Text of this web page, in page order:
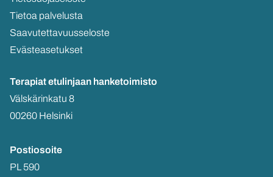
Tie­toa pal­ve­lus­ta
Saa­vu­tet­ta­vuus­se­los­te
Eväs­tea­se­tuk­set
Te­ra­piat etu­lin­jaan han­ke­toi­mis­to
Väls­kä­rin­ka­tu 8
00260 Hel­sin­ki
Pos­tio­soi­te
PL 590